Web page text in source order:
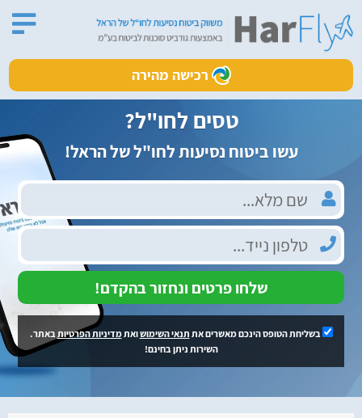
רכישה מהירה
טסים לחו"ל?
עשו ביטוח נסיעות לחו"ל של הראל!
שלחו פרטים ונחזור בהקדם!
בשליחת הטופס הינכם מאשרים את תנאי השימושואתמדיניות הפרטיותבאתר.
השירות ניתן בחינם!